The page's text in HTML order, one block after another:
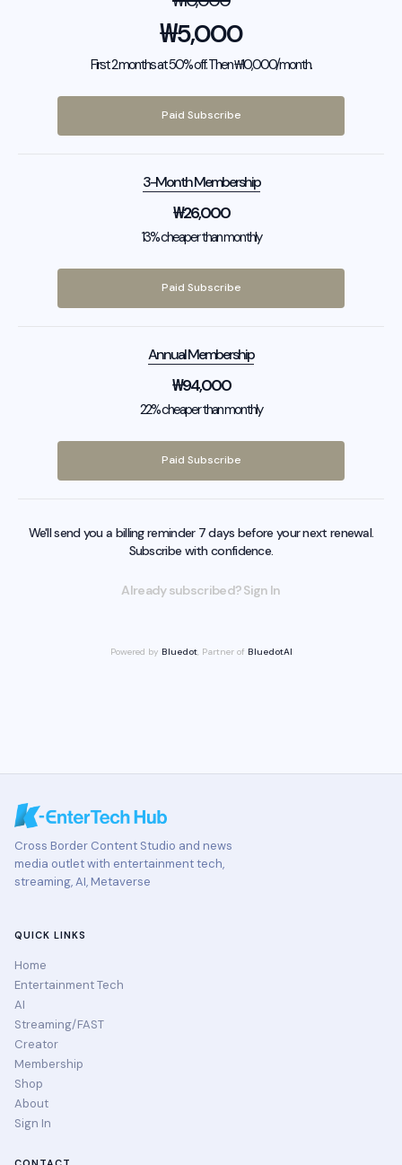
₩5,000
First 2 months at 50% off. Then ₩10,000/month.
Paid Subscribe
3-Month Membership
₩26,000
13% cheaper than monthly
Paid Subscribe
Annual Membership
₩94,000
22% cheaper than monthly
Paid Subscribe
We'll send you a billing reminder 7 days before your next renewal.
Subscribe with confidence.
Already subscribed? Sign In
Powered by Bluedot, Partner of BluedotAI
Cross Border Content Studio and news
media outlet with entertainment tech,
streaming, AI, Metaverse
QUICK LINKS
Home
Entertainment Tech
AI
Streaming/FAST
Creator
Membership
Shop
About
Sign In